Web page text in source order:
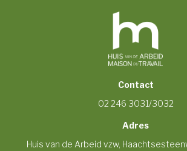
Contact
02 246 3031/3032
Adres
Huis van de Arbeid vzw,